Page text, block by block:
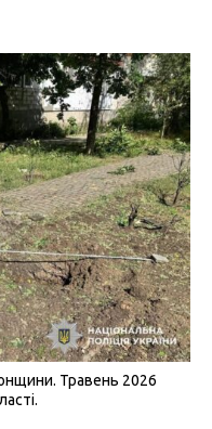
Травень 2026